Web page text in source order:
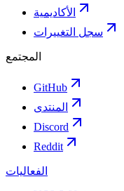
الأكاديمية
سجل التغييرات
المجتمع
GitHub
المنتدى
Discord
Reddit
الفعاليات